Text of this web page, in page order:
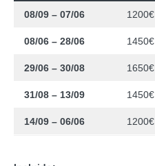
08/09 – 07/06 1200€
08/06 – 28/06 1450€
29/06 – 30/08 1650€
31/08 – 13/09 1450€
14/09 – 06/06 1200€